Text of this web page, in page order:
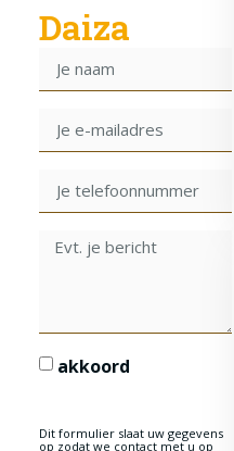
Daiza
akkoord
Dit formulier slaat uw gegevens
op zodat we contact met u op